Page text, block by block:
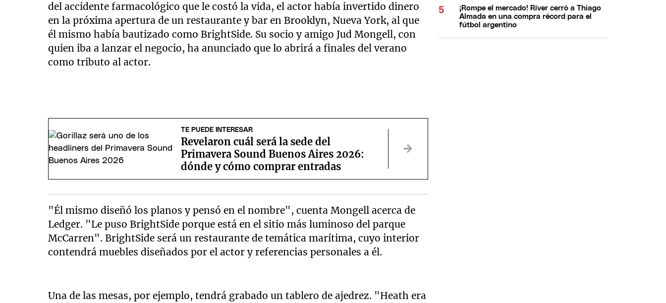
del accidente farmacológico que le costó la vida, el actor había invertido dinero
en la próxima apertura de un restaurante y bar en Brooklyn, Nueva York, al que
él mismo había bautizado como BrightSide. Su socio y amigo Jud Mongell, con
quien iba a lanzar el negocio, ha anunciado que lo abrirá a finales del verano
como tributo al actor.
TE PUEDE INTERESAR
Revelaron cuál será la sede del
Primavera Sound Buenos Aires 2026:
dónde y cómo comprar entradas
"Él mismo diseñó los planos y pensó en el nombre", cuenta Mongell acerca de
Ledger. "Le puso BrightSide porque está en el sitio más luminoso del parque
McCarren". BrightSide será un restaurante de temática marítima, cuyo interior
contendrá muebles diseñados por el actor y referencias personales a él.
Una de las mesas, por ejemplo, tendrá grabado un tablero de ajedrez. "Heath era
¡Rompe el mercado! River cerró a Thiago
Almada en una compra récord para el
fútbol argentino